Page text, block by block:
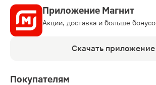
Приложение Магнит
Акции, доставка и больше
Скачать приложение
Покупателям